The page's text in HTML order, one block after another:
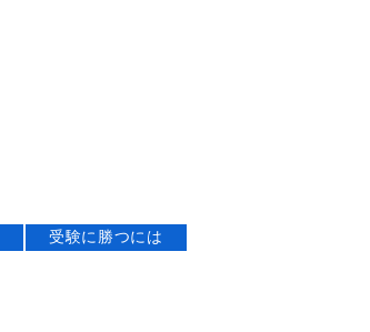
受験に勝つには